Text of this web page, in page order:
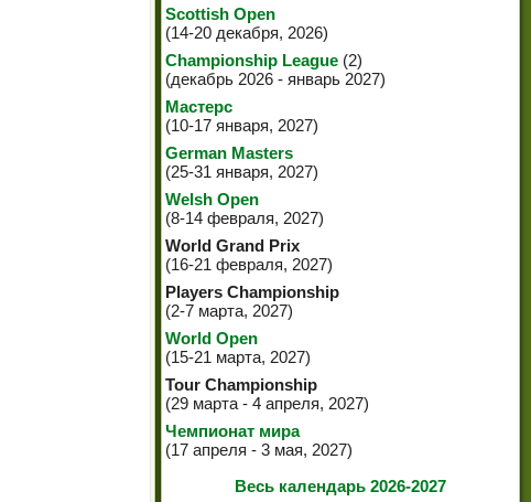
Scottish Open
(14-20 декабря, 2026)
Championship League (2)
(декабрь 2026 - январь 2027)
Мастерс
(10-17 января, 2027)
German Masters
(25-31 января, 2027)
Welsh Open
(8-14 февраля, 2027)
World Grand Prix
(16-21 февраля, 2027)
Players Championship
(2-7 марта, 2027)
World Open
(15-21 марта, 2027)
Tour Championship
(29 марта - 4 апреля, 2027)
Чемпионат мира
(17 апреля - 3 мая, 2027)
Весь календарь 2026-2027